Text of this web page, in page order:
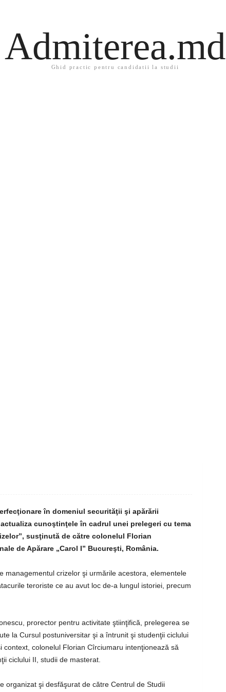
Admiterea.md
Ghid practic pentru candidatii la studii
în domeniul securităţii şi apărării
cunoştinţele în cadrul unei prelegeri cu tema
susţinută de către colonelul Florian
de Apărare „Carol I” Bucureşti, România.
managementul crizelor şi urmările acestora, elementele
teroriste ce au avut loc de-a lungul istoriei, precum
prorector pentru activitate ştiinţifică, prelegerea se
la Cursul postuniversitar şi a întrunit şi studenţii ciclului
colonelul Florian Cîrciumaru intenţionează să
ciclului II, studii de masterat.
organizat şi desfăşurat de către Centrul de Studii